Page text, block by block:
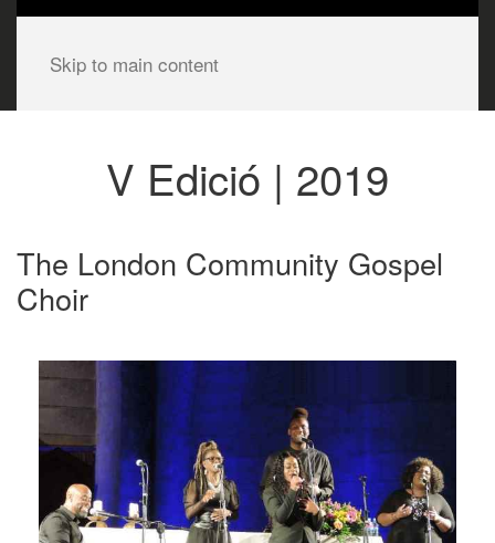
Skip to main content
V Edició | 2019
The London Community Gospel
Choir